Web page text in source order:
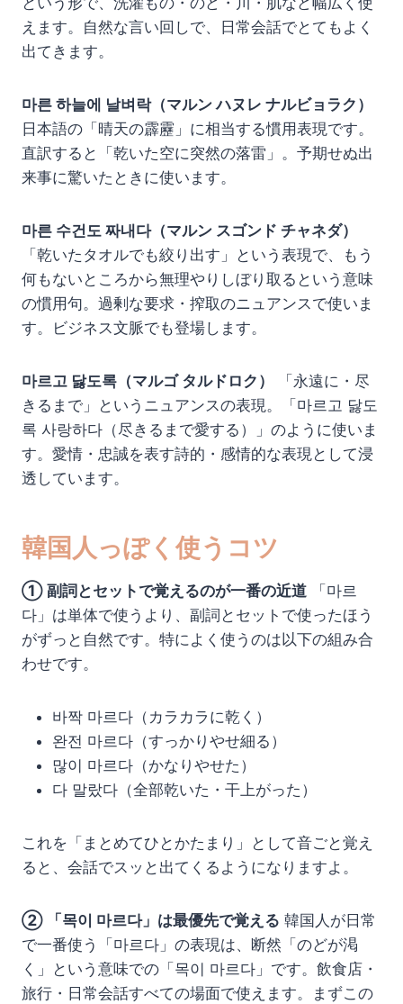
えます。自然な言い回しで、日常会話でとてもよく
出てきます。
마른 하늘에 날벼락（マルン ハヌレ ナルビョラク）
日本語の「晴天の霹靂」に相当する慣用表現です。
直訳すると「乾いた空に突然の落雷」。予期せぬ出
来事に驚いたときに使います。
마른 수건도 짜내다（マルン スゴンド チャネダ）
「乾いたタオルでも絞り出す」という表現で、もう
何もないところから無理やりしぼり取るという意味
の慣用句。過剰な要求・搾取のニュアンスで使いま
す。ビジネス文脈でも登場します。
마르고 닳도록（マルゴ タルドロク）
「永遠に・尽
きるまで」というニュアンスの表現。「마르고 닳도
록 사랑하다（尽きるまで愛する）」のように使いま
す。愛情・忠誠を表す詩的・感情的な表現として浸
透しています。
韓国人っぽく使うコツ
① 副詞とセットで覚えるのが一番の近道 「마르
다」は単体で使うより、副詞とセットで使ったほう
がずっと自然です。特によく使うのは以下の組み合
わせです。
바짝 마르다（カラカラに乾く）
완전 마르다（すっかりやせ細る）
많이 마르다（かなりやせた）
다 말랐다（全部乾いた・干上がった）
これを「まとめてひとかたまり」として音ごと覚え
ると、会話でスッと出てくるようになりますよ。
② 「목이 마르다」は最優先で覚える 韓国人が日常
で一番使う「마르다」の表現は、断然「のどが渇
く」という意味での「목이 마르다」です。飲食店・
旅行・日常会話すべての場面で使えます。まずこの